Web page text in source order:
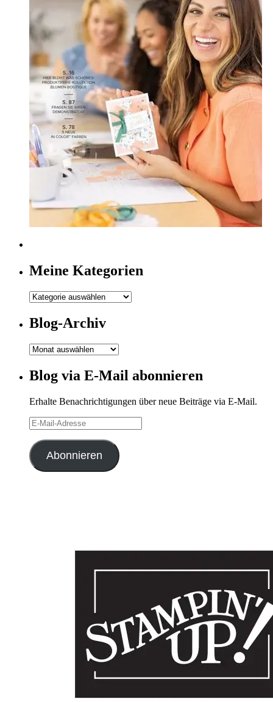
Meine Kategorien
Meine
Blog-Archiv
Blog-
Blog via E-Mail abonnieren
Erhalte Benachrichtigungen über neue Beiträge via E-Mail.
E-
Mail-
Adresse
Abonnieren